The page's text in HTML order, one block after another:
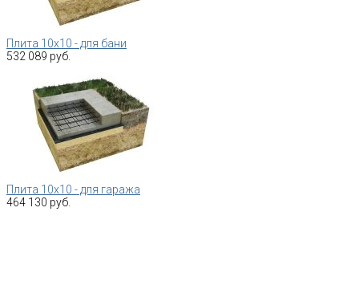
Плита 10х10 - для бани
532 089 руб.
Плита 10х10 - для гаража
464 130 руб.